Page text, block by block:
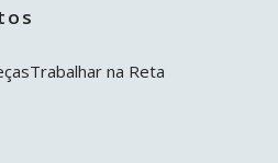
Trabalhar na Reta